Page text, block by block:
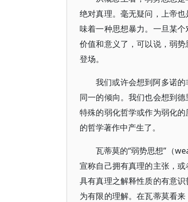
绝对真理。毫无疑问，上帝
味着一种思想暴力。一旦某
价值和意义了，可以说，弱
登场。
我们或许会想到阿多诺
同一的倾向。我们也会想到
特殊的弱化哲学或作为弱化
的哲学著作中产生了。
瓦蒂莫的“弱势思想”（
宣称自己拥有真理的主张，
具有真理之解释性质的有意
为有限的理解。在瓦蒂莫看